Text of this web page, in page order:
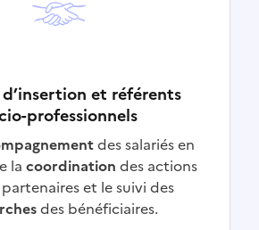
d’insertion et référents
professionnels
des salariés en
la coordination des actions
et le suivi des
des bénéficiaires.